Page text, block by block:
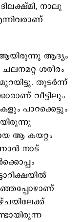
നാലു
ആദ്യം
ശരീരം
തുടർന്ന്
വീട്ടിലും
പാറക്കെട്ടും
ആ കയറ്റം
നാട്